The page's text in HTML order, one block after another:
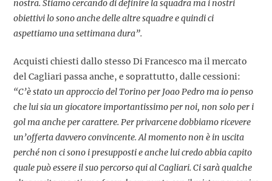
nostra. Stiamo cercando di definire la squadra ma i nostri
obiettivi lo sono anche delle altre squadre e quindi ci
aspettiamo una settimana dura”.
Acquisti chiesti dallo stesso Di Francesco ma il mercato
del Cagliari passa anche, e soprattutto, dalle cessioni:
“C’è stato un approccio del Torino per Joao Pedro ma io penso
che lui sia un giocatore importantissimo per noi, non solo per i
gol ma anche per carattere. Per privarcene dobbiamo ricevere
un’offerta davvero convincente. Al momento non è in uscita
perché non ci sono i presupposti e anche lui credo abbia capito
quale può essere il suo percorso qui al Cagliari. Ci sarà qualche